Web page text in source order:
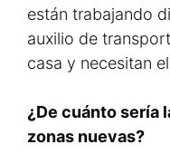
están trabajando
auxilio de
casa y necesitan
¿De cuánto sería
zonas nuevas?